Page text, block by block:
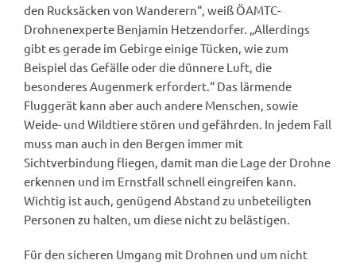
den Rucksäcken von Wanderern“, weiß ÖAMTC-
Drohnenexperte Benjamin Hetzendorfer. „Allerdings
gibt es gerade im Gebirge einige Tücken, wie zum
Beispiel das Gefälle oder die dünnere Luft, die
besonderes Augenmerk erfordert.“ Das lärmende
Fluggerät kann aber auch andere Menschen, sowie
Weide- und Wildtiere stören und gefährden. In jedem Fall
muss man auch in den Bergen immer mit
Sichtverbindung fliegen, damit man die Lage der Drohne
erkennen und im Ernstfall schnell eingreifen kann.
Wichtig ist auch, genügend Abstand zu unbeteiligten
Personen zu halten, um diese nicht zu belästigen.
Für den sicheren Umgang mit Drohnen und um nicht